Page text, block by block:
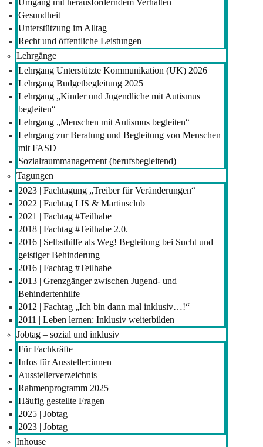
Gesundheit
Unterstützung im Alltag
Recht und öffentliche Leistungen
Lehrgänge
Lehrgang Unterstützte Kommunikation (UK) 2026
Lehrgang Budgetbegleitung 2025
Lehrgang „Kinder und Jugendliche mit Autismus
begleiten“
Lehrgang „Menschen mit Autismus begleiten“
Lehrgang zur Beratung und Begleitung von Menschen
mit FASD
Sozialraummanagement (berufsbegleitend)
Tagungen
2023 | Fachtagung „Treiber für Veränderungen“
2022 | Fachtag LIS & Martinsclub
2021 | Fachtag #Teilhabe
2018 | Fachtag #Teilhabe 2.0.
2016 | Selbsthilfe als Weg! Begleitung bei Sucht und
geistiger Behinderung
2016 | Fachtag #Teilhabe
2013 | Grenzgänger zwischen Jugend- und
Behindertenhilfe
2012 | Fachtag „Ich bin dann mal inklusiv…!“
2011 | Leben lernen: Inklusiv weiterbilden
Jobtag – sozial und inklusiv
Für Fachkräfte
Infos für Aussteller:innen
Ausstellerverzeichnis
Rahmenprogramm 2025
Häufig gestellte Fragen
2025 | Jobtag
2023 | Jobtag
Inhouse